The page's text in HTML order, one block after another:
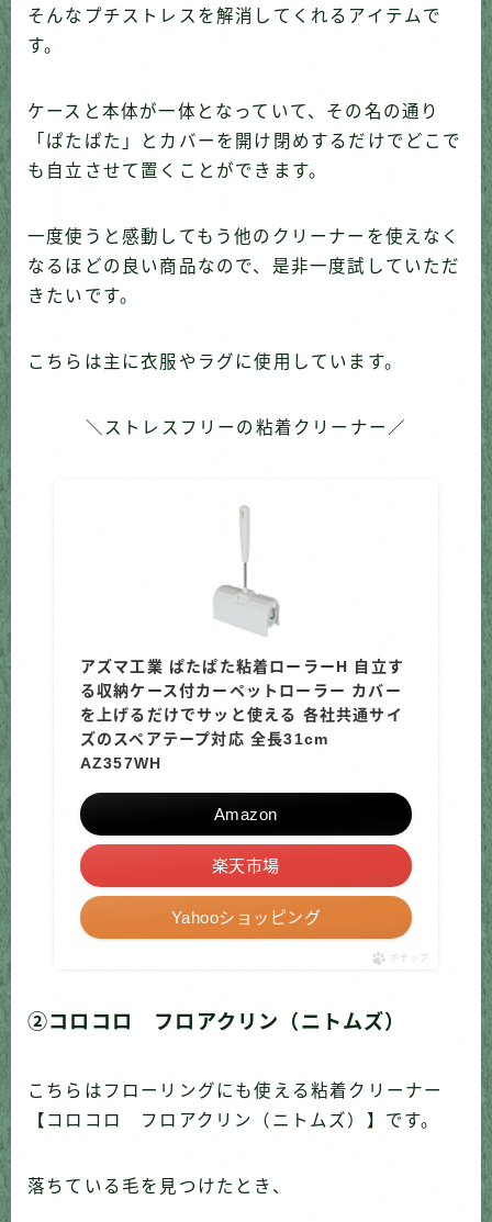
そんなプチストレスを解消してくれるアイテムで
す。
ケースと本体が一体となっていて、その名の通り
「ぱたぱた」とカバーを開け閉めするだけでどこで
も自立させて置くことができます。
一度使うと感動してもう他のクリーナーを使えなく
なるほどの良い商品なので、是非一度試していただ
きたいです。
こちらは主に衣服やラグに使用しています。
＼ストレスフリーの粘着クリーナー／
アズマ工業 ぱたぱた粘着ローラーH 自立す
る収納ケース付カーペットローラー カバー
を上げるだけでサッと使える 各社共通サイ
ズのスペアテープ対応 全長31cm
AZ357WH
Amazon
楽天市場
Yahooショッピング
ポチップ
②コロコロ フロアクリン（ニトムズ）
こちらはフローリングにも使える粘着クリーナー
【コロコロ フロアクリン（ニトムズ）】です。
落ちている毛を見つけたとき、